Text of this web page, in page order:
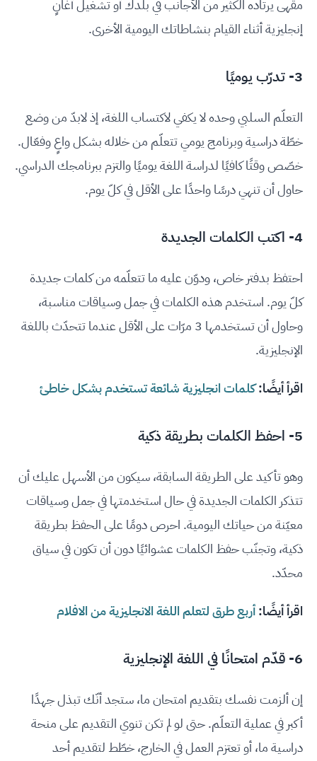
مقهى يرتاده الكثير من الأجانب في بلدك أو تشغيل أغانٍ
إنجليزية أثناء القيام بنشاطاتك اليومية الأخرى.
3- تدرّب يوميًا
التعلّم السلبي وحده لا يكفي لاكتساب اللغة، إذ لابدّ من وضع
خطّة دراسية وبرنامج يومي تتعلّم من خلاله بشكل واعٍ وفعّال.
خصّص وقتًا كافيًا لدراسة اللغة يوميًا والتزم ببرنامجك الدراسي.
حاول أن تنهي درسًا واحدًا على الأقل في كلّ يوم.
4- اكتب الكلمات الجديدة
احتفظ بدفتر خاص، ودوّن عليه ما تتعلّمه من كلمات جديدة
كلّ يوم. استخدم هذه الكلمات في جمل وسياقات مناسبة،
وحاول أن تستخدمها 3 مرّات على الأقل عندما تتحدّث باللغة
الإنجليزية.
اقرأ أيضًا:كلمات انجليزية شائعة تستخدم بشكل خاطئ
5- احفظ الكلمات بطريقة ذكية
وهو تأكيد على الطريقة السابقة، سيكون من الأسهل عليك أن
تتذكر الكلمات الجديدة في حال استخدمتها في جمل وسياقات
معيّنة من حياتك اليومية. احرص دومًا على الحفظ بطريقة
ذكية، وتجنّب حفظ الكلمات عشوائيًا دون أن تكون في سياق
محدّد.
اقرأ أيضًا:أربع طرق لتعلم اللغة الانجليزية من الافلام
6- قدّم امتحانًا في اللغة الإنجليزية
إن ألزمت نفسك بتقديم امتحان ما، ستجد أنّك تبذل جهدًا
أكبر في عملية التعلّم. حتى لو لم تكن تنوي التقديم على منحة
دراسية ما، أو تعتزم العمل في الخارج، خطّط لتقديم أحد